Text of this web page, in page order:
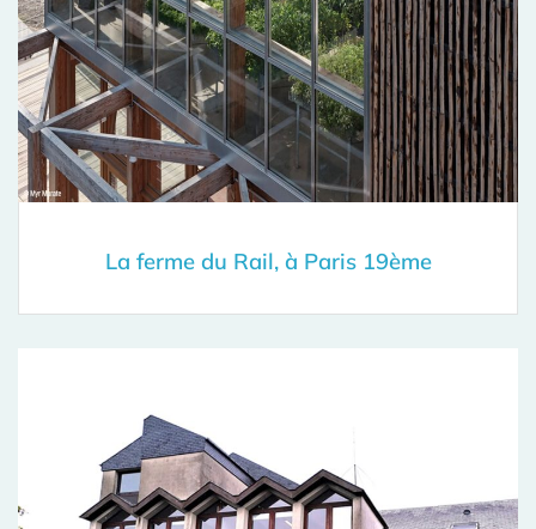
La ferme du Rail, à Paris 19ème